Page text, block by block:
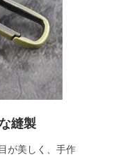
縫製
が美しく、手作